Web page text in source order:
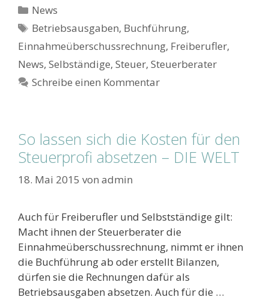
Kategorien
News
Schlagwörter
Betriebsausgaben, Buchführung,
Einnahmeüberschussrechnung, Freiberufler,
News, Selbständige, Steuer, Steuerberater
Schreibe einen Kommentar
So lassen sich die Kosten für den
Steuerprofi absetzen – DIE WELT
18. Mai 2015 von admin
Auch für Freiberufler und Selbstständige gilt:
Macht ihnen der Steuerberater die
Einnahmeüberschussrechnung, nimmt er ihnen
die Buchführung ab oder erstellt Bilanzen,
dürfen sie die Rechnungen dafür als
Betriebsausgaben absetzen. Auch für die …